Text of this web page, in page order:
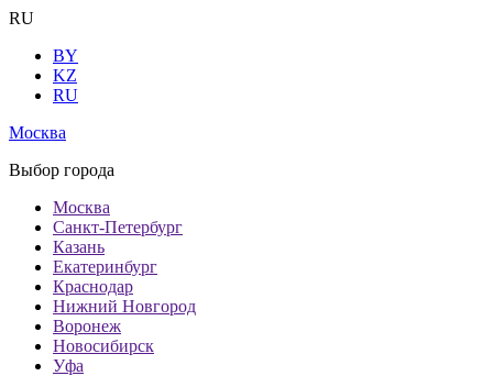
RU
BY
KZ
RU
Москва
Выбор города
Москва
Санкт-Петербург
Казань
Екатеринбург
Краснодар
Нижний Новгород
Воронеж
Новосибирск
Уфа